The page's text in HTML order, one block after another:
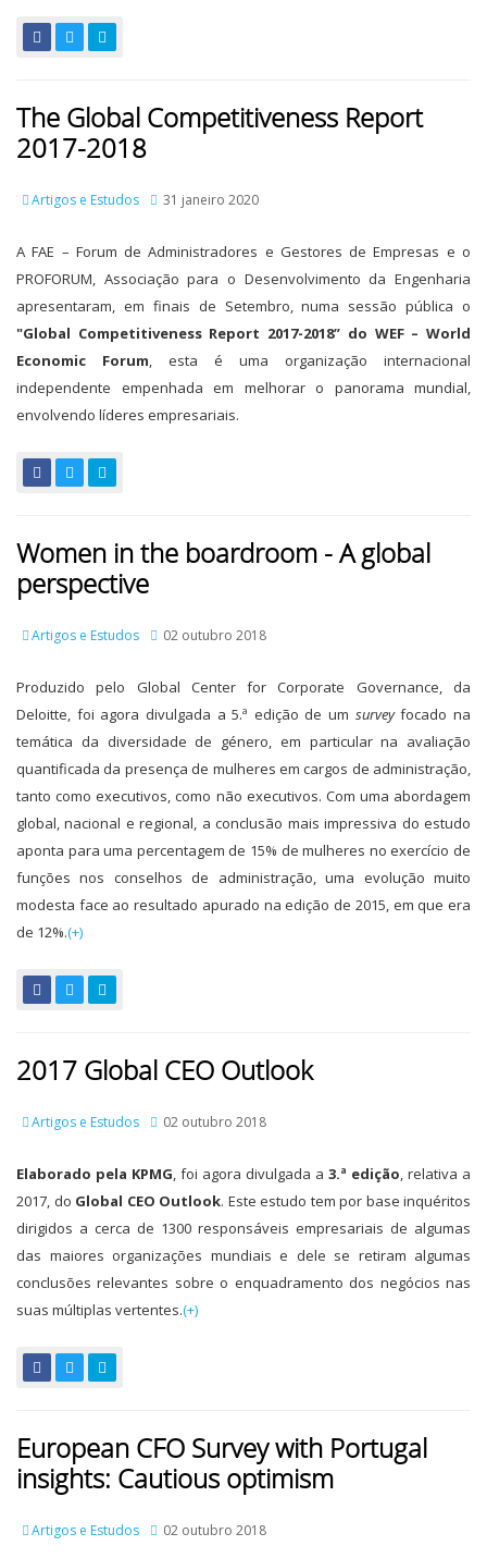
The Global Competitiveness Report
2017-2018
Artigos e Estudos 31 janeiro 2020
A FAE – Forum de Administradores e Gestores de Empresas e o
PROFORUM, Associação para o Desenvolvimento da Engenharia
apresentaram, em finais de Setembro, numa sessão pública o
"Global Competitiveness Report 2017-2018” do WEF – World
Economic Forum, esta é uma organização internacional
independente empenhada em melhorar o panorama mundial,
envolvendo líderes empresariais.
Women in the boardroom - A global
perspective
Artigos e Estudos 02 outubro 2018
Produzido pelo Global Center for Corporate Governance, da
Deloitte, foi agora divulgada a 5.ª edição de um surveyfocado na
temática da diversidade de género, em particular na avaliação
quantificada da presença de mulheres em cargos de administração,
tanto como executivos, como não executivos. Com uma abordagem
global, nacional e regional, a conclusão mais impressiva do estudo
aponta para uma percentagem de 15% de mulheres no exercício de
funções nos conselhos de administração, uma evolução muito
modesta face ao resultado apurado na edição de 2015, em que era
de 12%.(+)
2017 Global CEO Outlook
Artigos e Estudos 02 outubro 2018
Elaborado pela KPMG, foi agora divulgada a 3.ª edição, relativa a
2017, do Global CEO Outlook. Este estudo tem por base inquéritos
dirigidos a cerca de 1300 responsáveis empresariais de algumas
das maiores organizações mundiais e dele se retiram algumas
conclusões relevantes sobre o enquadramento dos negócios nas
suas múltiplas vertentes.(+)
European CFO Survey with Portugal
insights: Cautious optimism
Artigos e Estudos 02 outubro 2018